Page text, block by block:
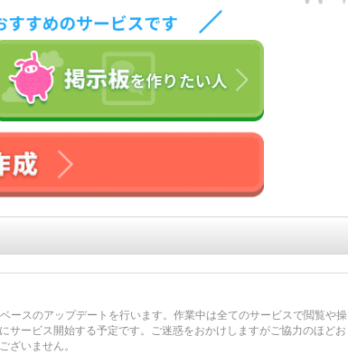
ースのアップデートを行います。作業中は全てのサービスで閲覧や操
サービス開始する予定です。ご迷惑をおかけしますがご協力のほどお
ざいません。